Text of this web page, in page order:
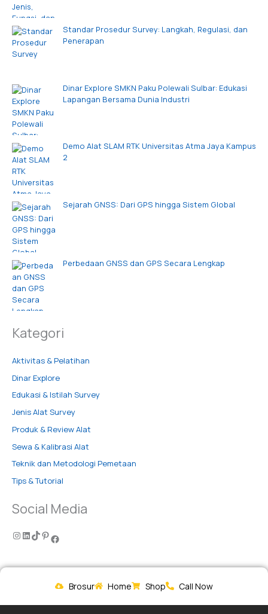
Standar Prosedur Survey: Langkah, Regulasi, dan
Penerapan
Dinar Explore SMKN Paku Polewali Sulbar: Edukasi
Lapangan Bersama Dunia Industri
Demo Alat SLAM RTK Universitas Atma Jaya Kampus
2
Sejarah GNSS: Dari GPS hingga Sistem Global
Perbedaan GNSS dan GPS Secara Lengkap
Kategori
Aktivitas & Pelatihan
Dinar Explore
Edukasi & Istilah Survey
Jenis Alat Survey
Produk & Review Alat
Sewa & Kalibrasi Alat
Teknik dan Metodologi Pemetaan
Tips & Tutorial
Social Media
Brosur Home Shop Call Now